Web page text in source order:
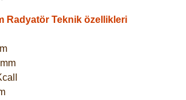
Radyatör Teknik özellikleri